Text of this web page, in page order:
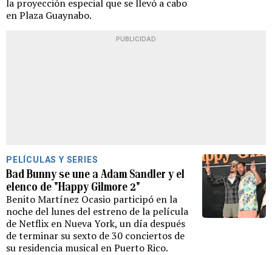
la proyección especial que se llevó a cabo
en Plaza Guaynabo.
PUBLICIDAD
PELÍCULAS Y SERIES
Bad Bunny se une a Adam Sandler y el
elenco de "Happy Gilmore 2"
Benito Martínez Ocasio participó en la
noche del lunes del estreno de la película
de Netflix en Nueva York, un día después
de terminar su sexto de 30 conciertos de
su residencia musical en Puerto Rico.